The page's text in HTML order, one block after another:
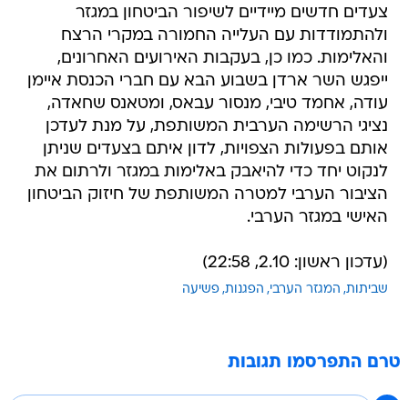
צעדים חדשים מיידיים לשיפור הביטחון במגזר
ולהתמודדות עם העלייה החמורה במקרי הרצח
והאלימות. כמו כן, בעקבות האירועים האחרונים,
ייפגש השר ארדן בשבוע הבא עם חברי הכנסת איימן
עודה, אחמד טיבי, מנסור עבאס, ומטאנס שחאדה,
נציגי הרשימה הערבית המשותפת, על מנת לעדכן
אותם בפעולות הצפויות, לדון איתם בצעדים שניתן
לנקוט יחד כדי להיאבק באלימות במגזר ולרתום את
הציבור הערבי למטרה המשותפת של חיזוק הביטחון
האישי במגזר הערבי.
(עדכון ראשון: 2.10, 22:58)
שביתות המגזר הערבי הפגנות פשיעה
טרם התפרסמו תגובות